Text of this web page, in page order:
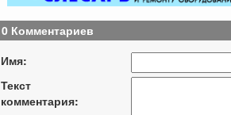
0 Комментариев
Имя:
Текст
комментария: